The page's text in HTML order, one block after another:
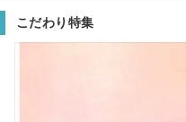
こだわり特集